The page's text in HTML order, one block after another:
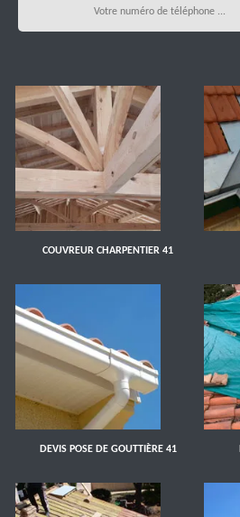
COUVREUR CHARPENTIER 41
DEVIS POSE DE GOUTTIÈRE 41